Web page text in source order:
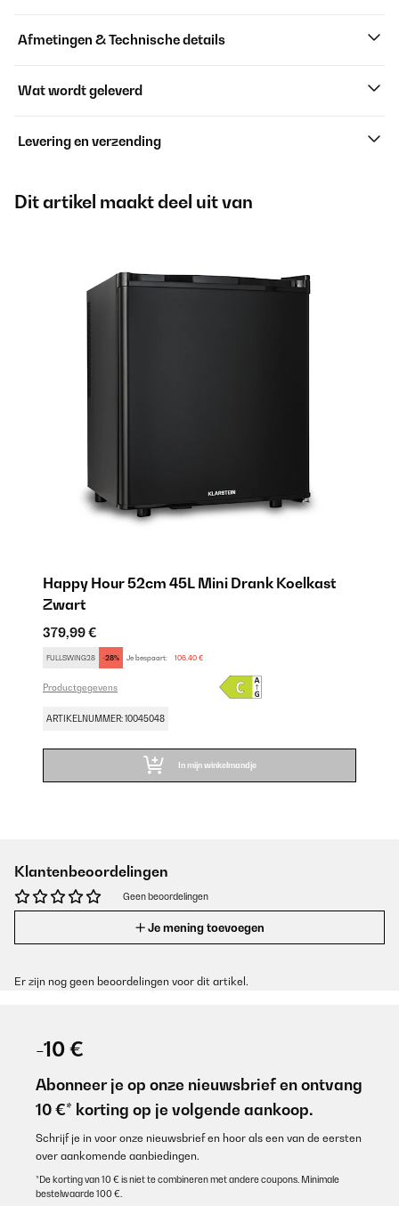
Afmetingen & Technische details
Wat wordt geleverd
Levering en verzending
Dit artikel maakt deel uit van
Happy Hour 52cm 45L Mini Drank Koelkast
Zwart
379,99 €
FULLSWING28 -28% Je bespaart: 106,40 €
Productgegevens
ARTIKELNUMMER: 10045048
In mijn winkelmandje
Klantenbeoordelingen
Geen beoordelingen
Je mening toevoegen
Er zijn nog geen beoordelingen voor dit artikel.
-10 €
Abonneer je op onze nieuwsbrief en ontvang
10 €* korting op je volgende aankoop.
Schrijf je in voor onze nieuwsbrief en hoor als een van de eersten
over aankomende aanbiedingen.
*De korting van 10 € is niet te combineren met andere coupons. Minimale
bestelwaarde 100 €.